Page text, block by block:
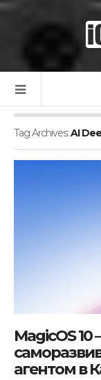
Tag Archives:AI
MagicOS 10
агентом в